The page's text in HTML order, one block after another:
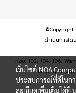
©Copyright
ดำเนินการโ
ที่อยู่: 102, 104, 106,
Muang
เว็บไซต์ NOA
ประสบการณ์ที่ดีในก
ละเอียดเพิ่มเติมได้ที่